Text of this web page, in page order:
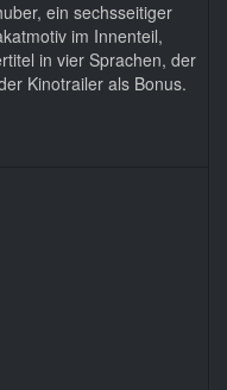
ein sechsseitiger
im Innenteil,
in vier Sprachen, der
Kinotrailer als Bonus.